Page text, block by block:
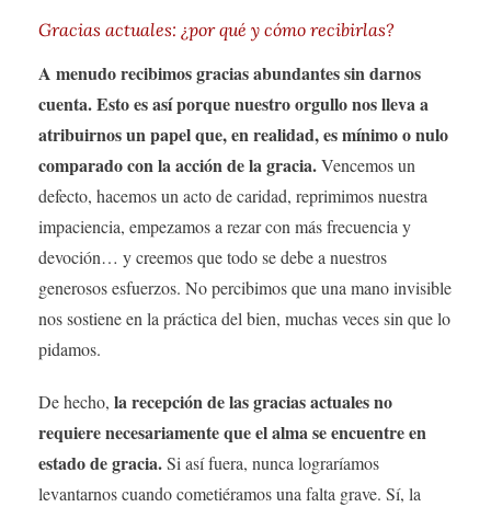
Gracias actuales: ¿por qué y cómo recibirlas?
A menudo recibimos gracias abundantes sin darnos
cuenta. Esto es así porque nuestro orgullo nos lleva a
atribuirnos un papel que, en realidad, es mínimo o nulo
comparado con la acción de la gracia.Vencemos un
defecto, hacemos un acto de caridad, reprimimos nuestra
impaciencia, empezamos a rezar con más frecuencia y
devoción… y creemos que todo se debe a nuestros
generosos esfuerzos. No percibimos que una mano invisible
nos sostiene en la práctica del bien, muchas veces sin que lo
pidamos.
De hecho, la recepción de las gracias actuales no
requiere necesariamente que el alma se encuentre en
estado de gracia.Si así fuera, nunca lograríamos
levantarnos cuando cometiéramos una falta grave. Sí, la